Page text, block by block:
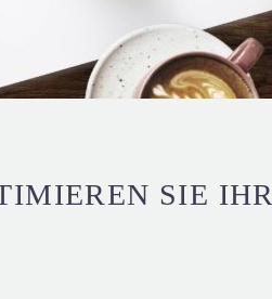
SIE IHR